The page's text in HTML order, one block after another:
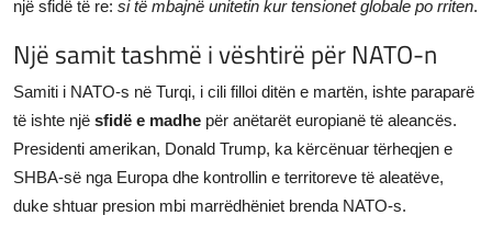
një sfidë të re: si të mbajnë unitetin kur tensionet globale po rriten.
Një samit tashmë i vështirë për NATO-n
Samiti i NATO-s në Turqi, i cili filloi ditën e martën, ishte paraparë
të ishte një sfidë e madhe për anëtarët europianë të aleancës.
Presidenti amerikan, Donald Trump, ka kërcënuar tërheqjen e
SHBA-së nga Europa dhe kontrollin e territoreve të aleatëve,
duke shtuar presion mbi marrëdhëniet brenda NATO-s.